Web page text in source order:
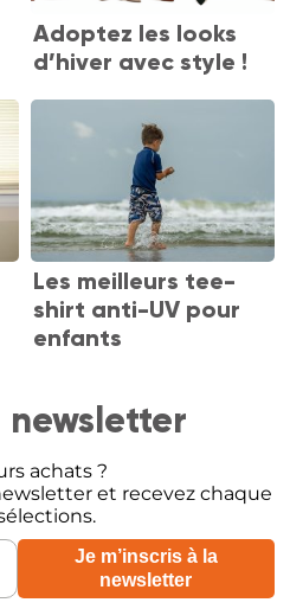
Adoptez les looks
d’hiver avec style !
Les meilleurs tee-
shirt anti-UV pour
enfants
newsletter
achats ?
et recevez chaque